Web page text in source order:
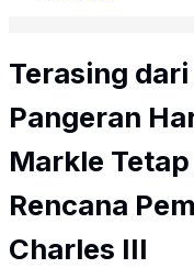
Terasing
Pangeran
Markle
Rencana
Charles III